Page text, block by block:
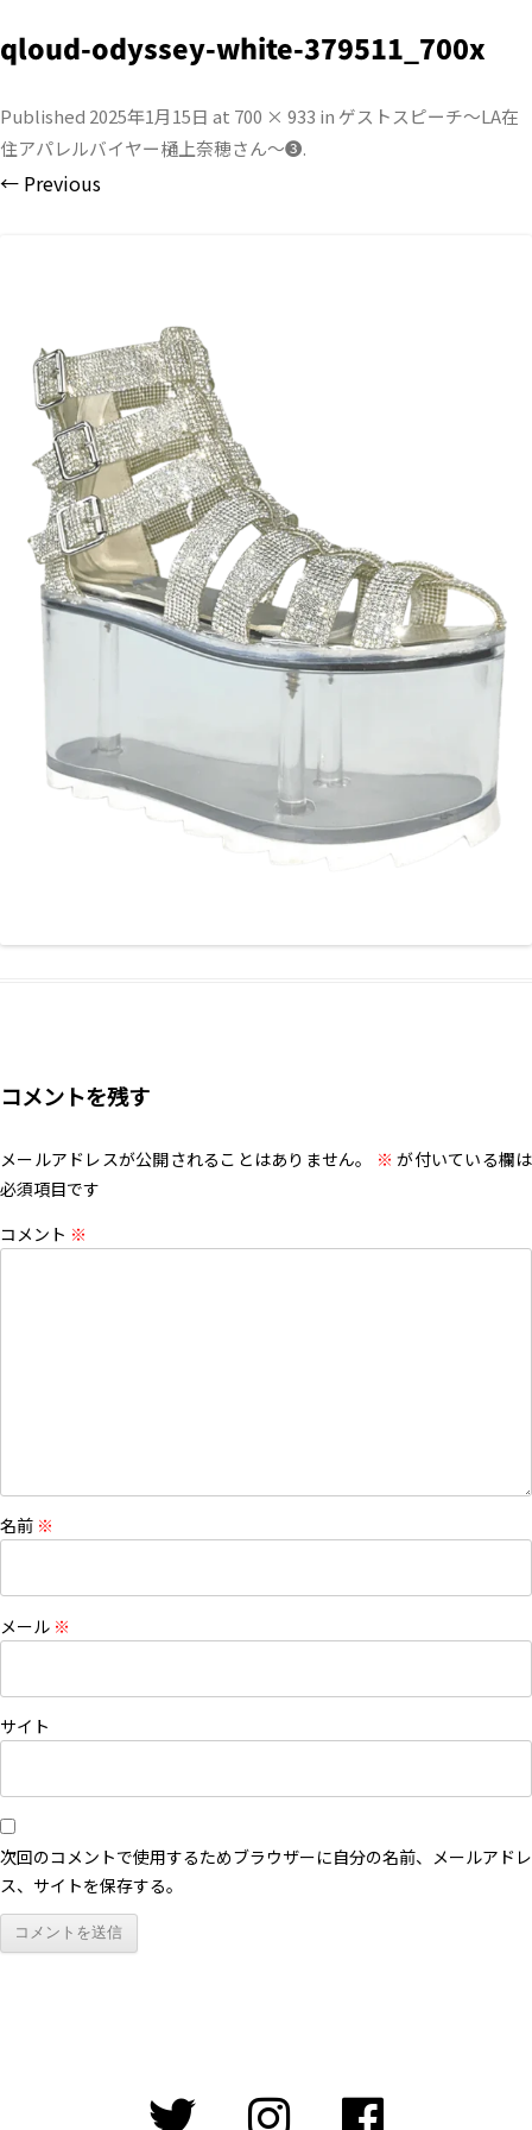
qloud-odyssey-white-379511_700x
Published 2025年1月15日 at 700 × 933 in ゲストスピーチ〜LA在
住アパレルバイヤー樋上奈穂さん〜❸.
← Previous
コメントを残す
メールアドレスが公開されることはありません。 ※ が付いている欄は
必須項目です
コメント ※
名前 ※
メール ※
サイト
次回のコメントで使用するためブラウザーに自分の名前、メールアドレ
ス、サイトを保存する。